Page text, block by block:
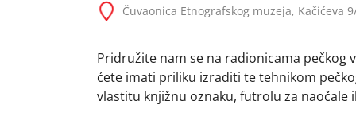
Čuvaonica Etnografskog muzeja, Kačićeva
Pridružite nam se na radionicama pečkog
ćete imati priliku izraditi te tehnikom
vlastitu knjižnu oznaku, futrolu za naočale